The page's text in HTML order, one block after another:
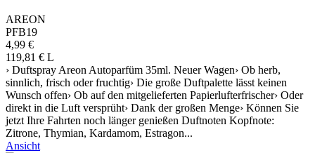
AREON
PFB19
4,99 €
119,81 € L
› Duftspray Areon Autoparfüm 35ml. Neuer Wagen› Ob herb,
sinnlich, frisch oder fruchtig› Die große Duftpalette lässt keinen
Wunsch offen› Ob auf den mitgelieferten Papierlufterfrischer› Oder
direkt in die Luft versprüht› Dank der großen Menge› Können Sie
jetzt Ihre Fahrten noch länger genießen Duftnoten Kopfnote:
Zitrone, Thymian, Kardamom, Estragon...
Ansicht